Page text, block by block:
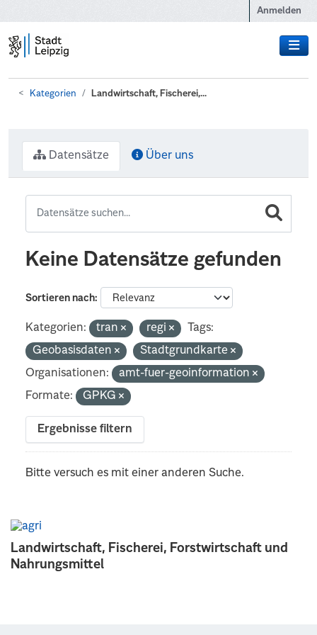
Anmelden
Kategorien Landwirtschaft, Fischerei,...
Landwirtschaft, Fischerei, Forstwirtschaft und
Nahrungsmittel
Datensätze Über uns
Keine Datensätze gefunden
Sortieren nach
Kategorien: tran regi
Tags:
Geobasisdaten
Stadtgrundkarte
Organisationen:
amt-fuer-geoinformation
Formate:
GPKG
Ergebnisse filtern
Bitte versuch es mit einer anderen Suche.